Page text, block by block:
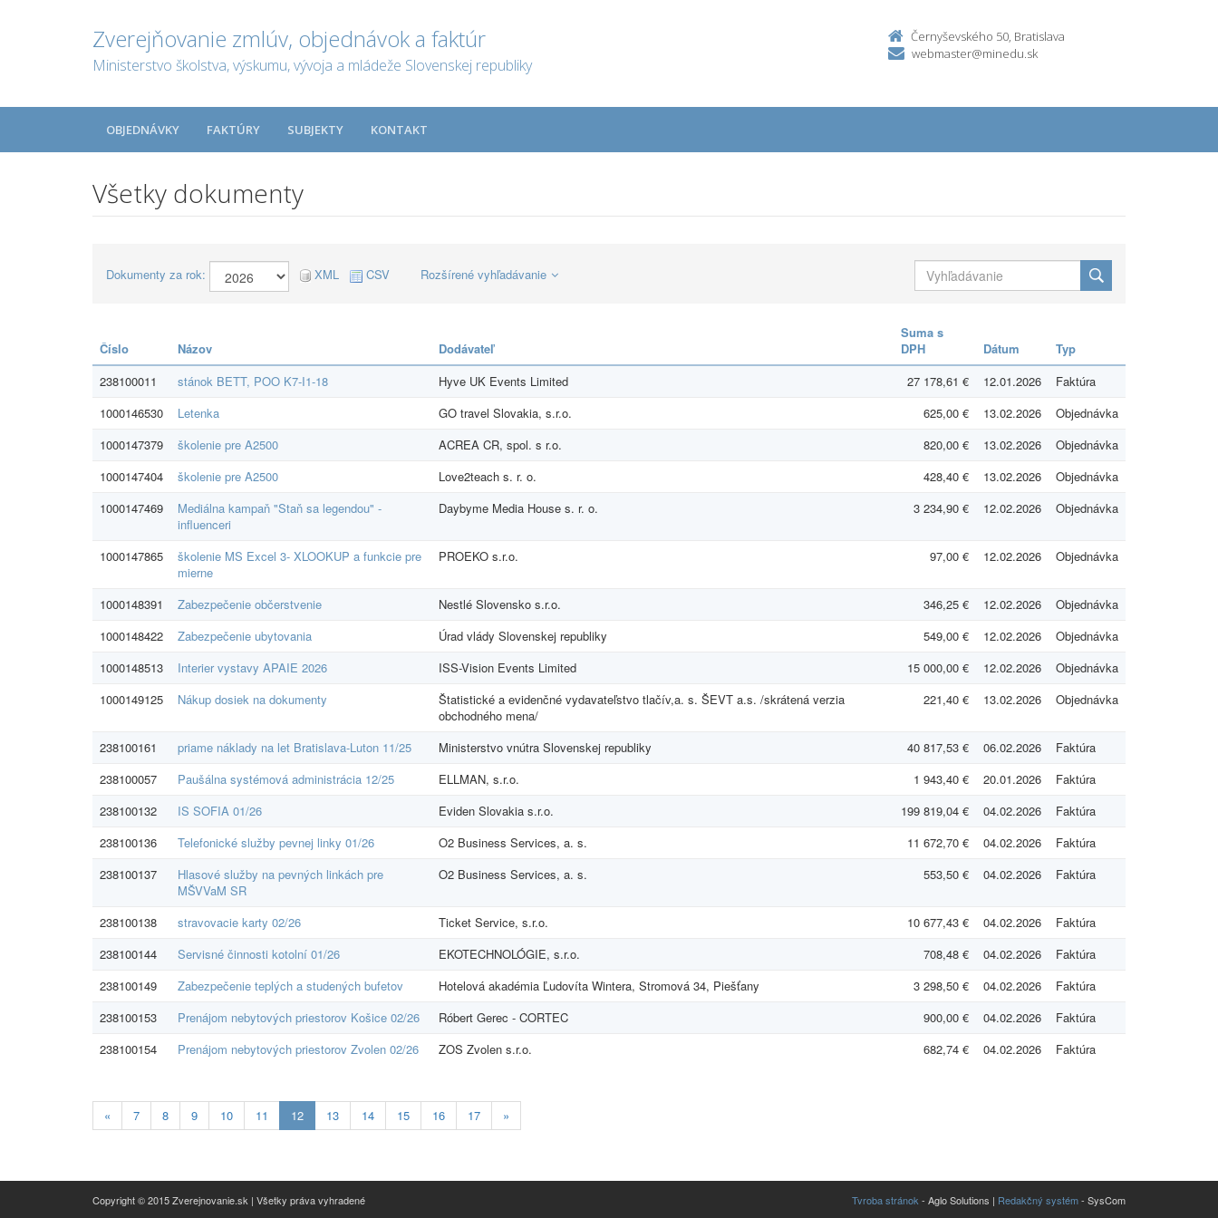
Zverejňovanie zmlúv, objednávok a faktúr
Ministerstvo školstva, výskumu, vývoja a mládeže Slovenskej republiky
Černyševského 50, Bratislava
webmaster@minedu.sk
OBJEDNÁVKY FAKTÚRY SUBJEKTY KONTAKT
Všetky dokumenty
Dokumenty za rok: XML CSV Rozšírené vyhľadávanie
Číslo Názov Dodávateľ
Suma s
DPH
Dátum
Typ
238100011
stánok BETT, POO K7-I1-18 Hyve UK Events Limited 27 178,61 € 12.01.2026
Faktúra
1000146530
Letenka GO travel Slovakia, s.r.o. 625,00 € 13.02.2026
Objednávka
1000147379
školenie pre A2500 ACREA CR, spol. s r.o. 820,00 € 13.02.2026
Objednávka
1000147404
školenie pre A2500 Love2teach s. r. o. 428,40 € 13.02.2026
Objednávka
1000147469
Mediálna kampaň "Staň sa legendou" -
influenceri
Daybyme Media House s. r. o. 3 234,90 € 12.02.2026 Objednávka
1000147865
školenie MS Excel 3- XLOOKUP a funkcie pre
mierne
PROEKO s.r.o. 97,00 € 12.02.2026 Objednávka
1000148391 Zabezpečenie občerstvenie Nestlé Slovensko s.r.o. 346,25 € 12.02.2026
Objednávka
1000148422
Zabezpečenie ubytovania Úrad vlády Slovenskej republiky 549,00 € 12.02.2026
Objednávka
1000148513
Interier vystavy APAIE 2026 ISS-Vision Events Limited 15 000,00 € 12.02.2026
Objednávka
1000149125
Nákup dosiek na dokumenty
Štatistické a evidenčné vydavateľstvo tlačív,a. s. ŠEVT a.s. /skrátená verzia
obchodného mena/
221,40 € 13.02.2026 Objednávka
238100161 priame náklady na let Bratislava-Luton 11/25 Ministerstvo vnútra Slovenskej republiky 40 817,53 € 06.02.2026
Faktúra
238100057
Paušálna systémová administrácia 12/25 ELLMAN, s.r.o. 1 943,40 € 20.01.2026
Faktúra
238100132
IS SOFIA 01/26 Eviden Slovakia s.r.o. 199 819,04 € 04.02.2026
Faktúra
238100136
Telefonické služby pevnej linky 01/26 O2 Business Services, a. s. 11 672,70 € 04.02.2026
Faktúra
238100137
Hlasové služby na pevných linkách pre
MŠVVaM SR
O2 Business Services, a. s. 553,50 € 04.02.2026 Faktúra
238100138 stravovacie karty 02/26 Ticket Service, s.r.o. 10 677,43 € 04.02.2026
Faktúra
238100144
Servisné činnosti kotolní 01/26 EKOTECHNOLÓGIE, s.r.o. 708,48 € 04.02.2026
Faktúra
238100149
Zabezpečenie teplých a studených bufetov Hotelová akadémia Ľudovíta Wintera, Stromová 34, Piešťany 3 298,50 € 04.02.2026
Faktúra
238100153
Prenájom nebytových priestorov Košice 02/26 Róbert Gerec - CORTEC 900,00 € 04.02.2026
Faktúra
238100154
Prenájom nebytových priestorov Zvolen 02/26 ZOS Zvolen s.r.o. 682,74 € 04.02.2026 Faktúra
« 7 8 9 10 11 12Aktualna-
stranka
13 14 15 16 17 »
Copyright © 2015 Zverejnovanie.sk | Všetky práva vyhradené Tvroba stránok - Aglo Solutions | Redakčný systém- SysCom